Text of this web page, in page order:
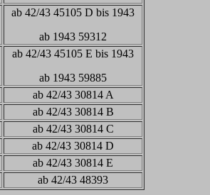
ab 42/43 45105 D bis 1943
ab 1943 59312
ab 42/43 45105 E bis 1943
ab 1943 59885
ab 42/43 30814 A
ab 42/43 30814 B
ab 42/43 30814 C
ab 42/43 30814 D
ab 42/43 30814 E
ab 42/43 48393